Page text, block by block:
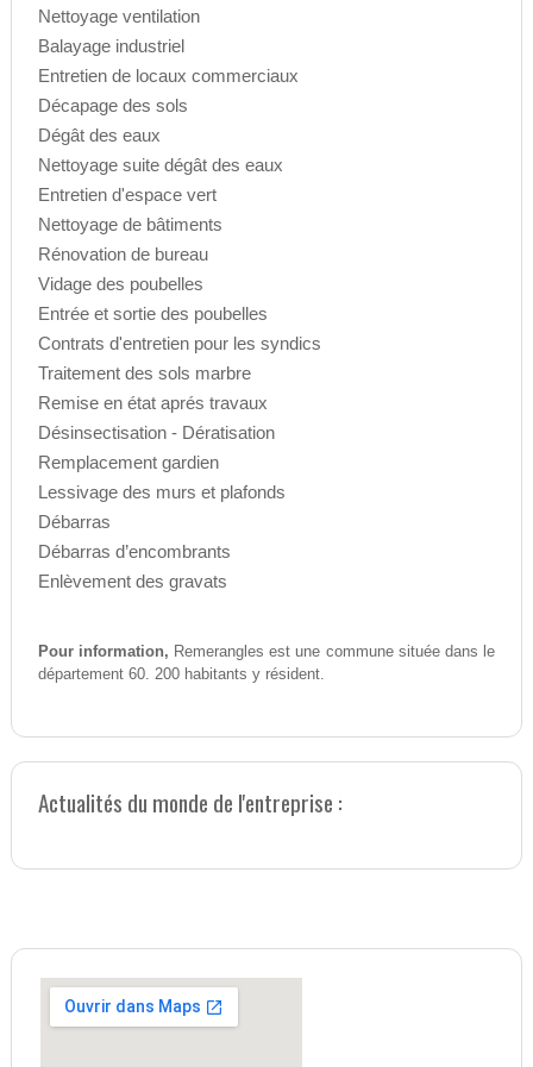
Nettoyage ventilation
Balayage industriel
Entretien de locaux commerciaux
Décapage des sols
Dégât des eaux
Nettoyage suite dégât des eaux
Entretien d'espace vert
Nettoyage de bâtiments
Rénovation de bureau
Vidage des poubelles
Entrée et sortie des poubelles
Contrats d'entretien pour les syndics
Traitement des sols marbre
Remise en état aprés travaux
Désinsectisation - Dératisation
Remplacement gardien
Lessivage des murs et plafonds
Débarras
Débarras d’encombrants
Enlèvement des gravats
Pour information, Remerangles est une commune située dans le
département 60. 200 habitants y résident.
Actualités du monde de l'entreprise :